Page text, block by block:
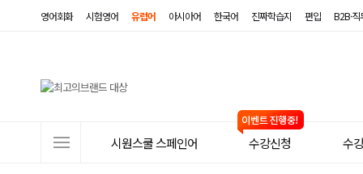
영어회화 시험영어 유럽어 아시아어 한국어 진짜학습지 편입 B2B·
시원스쿨 스페인어 수강신청 수